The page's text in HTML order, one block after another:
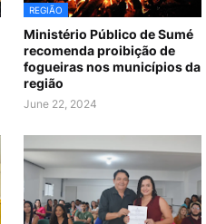
REGIÃO
Ministério Público de Sumé
recomenda proibição de
fogueiras nos municípios da
região
June 22, 2024